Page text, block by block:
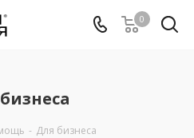
0
- Для бизнеса